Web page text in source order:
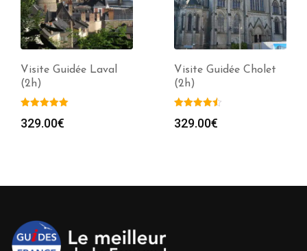
Visite Guidée Laval
(2h)
329.00€
Visite Guidée Cholet
(2h)
329.00€